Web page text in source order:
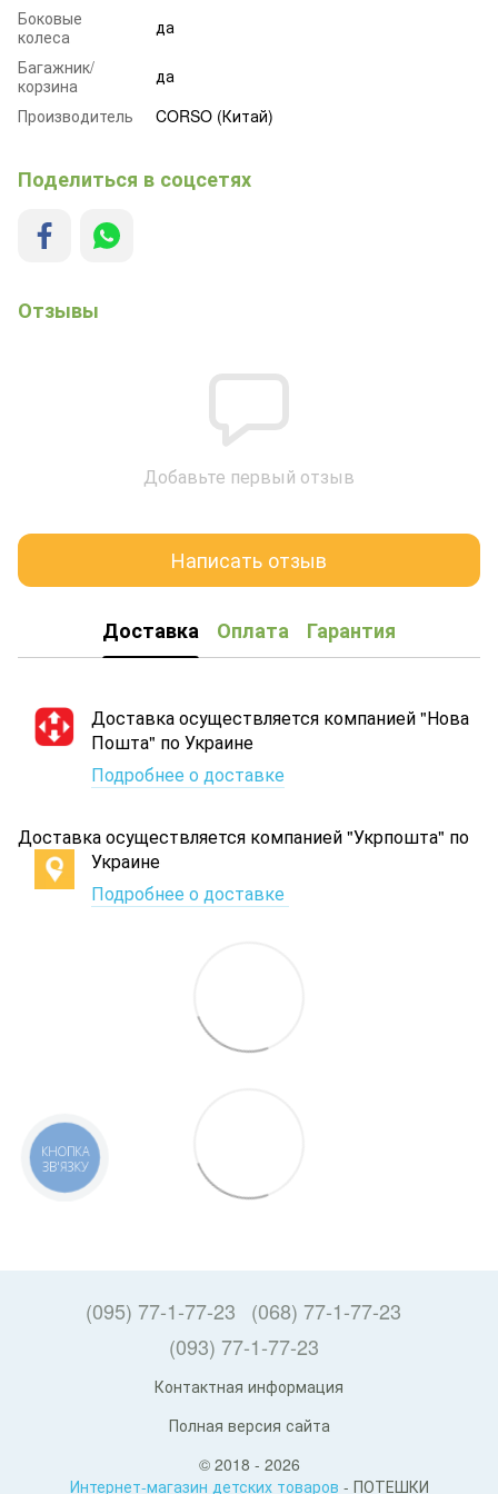
Боковые
колеса
да
Багажник/
корзина
да
Производитель
CORSO (Китай)
Поделиться в соцсетях
Отзывы
Добавьте первый отзыв
Написать отзыв
Доставка Оплата Гарантия
Доставка осуществляется компанией "Нова
Пошта" по Украине
Подробнее о доставке
Доставка осуществляется компанией "Укрпошта" по
Украине
Подробнее о доставке
(095) 77-1-77-23
(068) 77-1-77-23
(093) 77-1-77-23
Контактная информация
Полная версия сайта
© 2018 - 2026
Интернет-магазин детских товаров - ПОТЕШКИ
КНОПКА
ЗВ'ЯЗКУ